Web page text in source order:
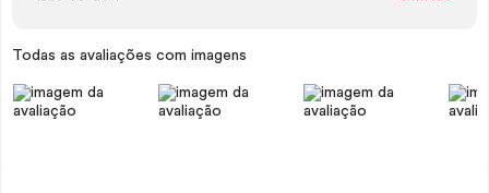
Todas as avaliações com imagens